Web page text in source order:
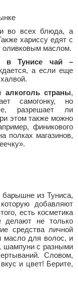
во всех блюда, а
хариссу едят с
оливковым маслом.
в Тунисе чай –
а если еще
страны,
самогонку, но
разрешает ли
этом также можно
финикового
полках магазинов,
барышне из Туниса,
добавляют
есть косметика
делают не только
средства личной
масло для волос, и
шампуни с разными
Словом,
и цвет! Берите,